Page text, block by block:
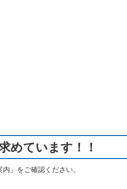
めています！！
」をご確認ください。